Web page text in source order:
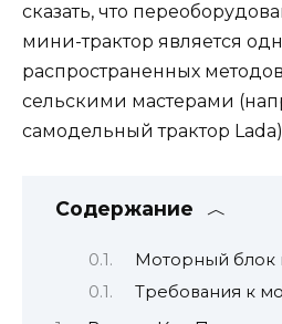
сказать, что
мини-трактор является
распространенных
сельскими мастерами
самодельный трактор
Содержание
Моторный блок
Требования к